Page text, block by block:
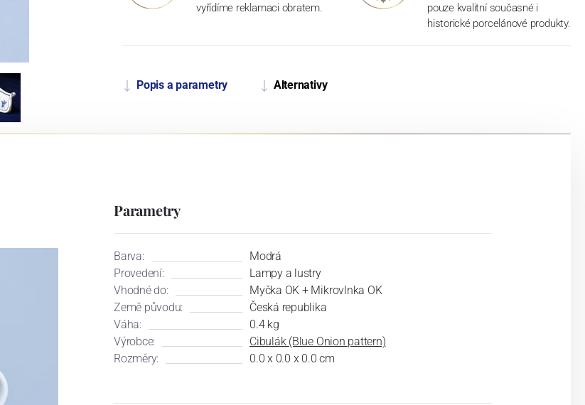
vyřídíme reklamaci obratem.
pouze kvalitní současné i
historické porcelánové produkty.
Popis a parametry Alternativy
Parametry
Barva:
Modrá
Provedení:
Lampy a lustry
Vhodné do:
Myčka OK + Mikrovlnka OK
Země původu:
Česká republika
Váha:
0.4 kg
Výrobce:
Cibulák (Blue Onion pattern)
Rozměry:
0.0 x 0.0 x 0.0 cm